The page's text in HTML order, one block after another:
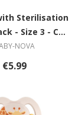
Sterilisation
- Size 3 - Cat
& Dog
NOVA
€5.99